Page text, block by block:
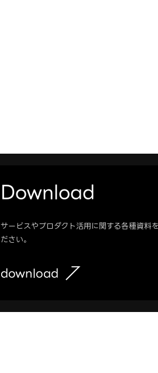
Download
サービスやプロダクト活用に関する各種資料
ださい。
download